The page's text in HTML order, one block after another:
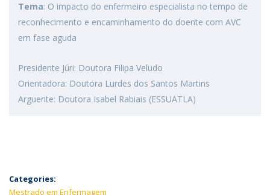
Tema: O impacto do enfermeiro especialista no tempo de
reconhecimento e encaminhamento do doente com AVC
em fase aguda
Presidente Júri: Doutora Filipa Veludo
Orientadora: Doutora Lurdes dos Santos Martins
Arguente: Doutora Isabel Rabiais (ESSUATLA)
Categories:
Mestrado em Enfermagem